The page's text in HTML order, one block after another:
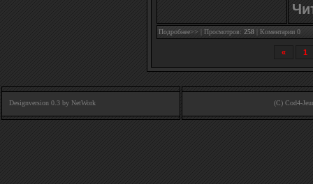
Подробнее>> | Просмотров: 258 Коментарии 0
« 1
Designversion 0.3 by NetWork (C) Cod4-